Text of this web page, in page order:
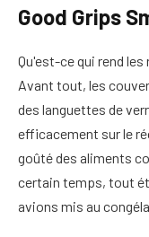
Good Grips
Qu'est-ce qui rend
Avant tout, les
des languettes de
efficacement sur le
goûté des aliments
certain temps, tout
avions mis au